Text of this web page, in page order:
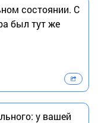
состоянии. С
был тут же
у вашей